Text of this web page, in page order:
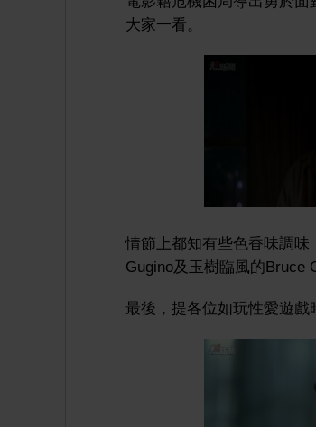
大家一看。
情節上都知有些色香味調味
Gugino及玉樹臨風的Bruce
最後，提各位如玩性愛遊戲